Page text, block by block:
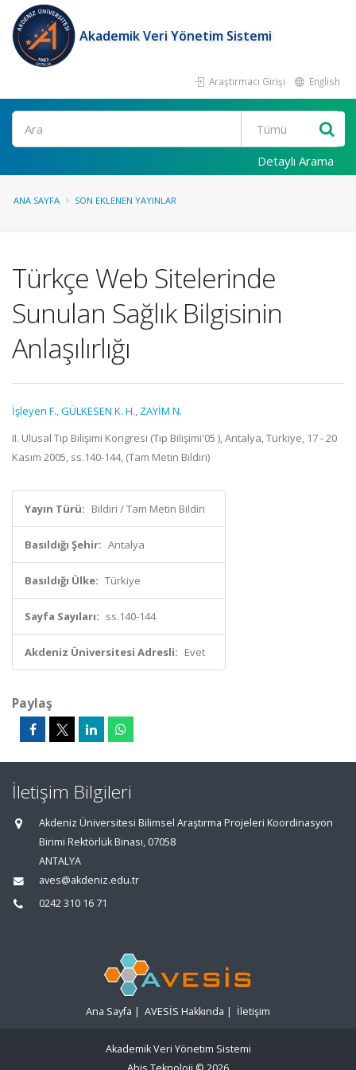
Akademik Veri Yönetim Sistemi
Araştırmacı Girişi English
Ara
Detaylı Arama
ANA SAYFA SON EKLENEN YAYINLAR
Türkçe Web Sitelerinde
Sunulan Sağlık Bilgisinin
Anlaşılırlığı
İşleyen F.,GÜLKESEN K. H., ZAYİM N.
II. Ulusal Tıp Bilişimi Kongresi (Tıp Bilişimi'05 ), Antalya, Türkiye, 17 - 20
Kasım 2005, ss.140-144, (Tam Metin Bildiri)
Yayın Türü: Bildiri / Tam Metin Bildiri
Basıldığı Şehir: Antalya
Basıldığı Ülke: Türkiye
Sayfa Sayıları: ss.140-144
Akdeniz Üniversitesi Adresli: Evet
Paylaş
İletişim Bilgileri
Akdeniz Üniversitesi Bilimsel Araştırma Projeleri Koordinasyon
Birimi Rektörlük Binası, 07058
ANTALYA
aves@akdeniz.edu.tr
0242 310 16 71
Ana Sayfa | AVESİS Hakkında | İletişim
Akademik Veri Yönetim Sistemi